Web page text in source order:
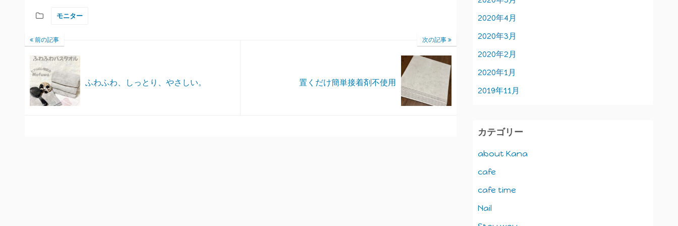
モニター
前の記事
ふわふわ、しっとり、やさしい。
次の記事
置くだけ簡単接着剤不使用
2020年4月
2020年3月
2020年2月
2020年1月
2019年11月
カテゴリー
about Kana
cafe
cafe time
Nail